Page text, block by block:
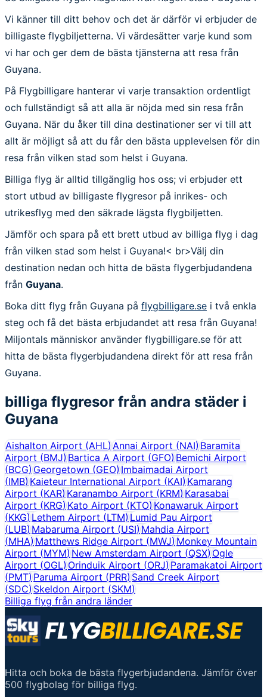
Vi känner till ditt behov och det är därför vi erbjuder de
billigaste flygbiljetterna. Vi värdesätter varje kund som
vi har och ger dem de bästa tjänsterna att resa från
Guyana.
På Flygbilligare hanterar vi varje transaktion ordentligt
och fullständigt så att alla är nöjda med sin resa från
Guyana. När du åker till dina destinationer ser vi till att
allt är möjligt så att du får den bästa upplevelsen för din
resa från vilken stad som helst i Guyana.
Billiga flyg är alltid tillgänglig hos oss; vi erbjuder ett
stort utbud av billigaste flygresor på inrikes- och
utrikesflyg med den säkrade lägsta flygbiljetten.
Jämför och spara på ett brett utbud av billiga flyg i dag
från vilken stad som helst i Guyana!< br>Välj din
destination nedan och hitta de bästa flygerbjudandena
från Guyana.
Boka ditt flyg från Guyana på flygbilligare.se i två enkla
steg och få det bästa erbjudandet att resa från Guyana!
Miljontals människor använder flygbilligare.se för att
hitta de bästa flygerbjudandena direkt för att resa från
Guyana.
billiga flygresor från andra städer i
Guyana
Aishalton Airport (AHL)Annai Airport (NAI)Baramita
Airport (BMJ)Bartica A Airport (GFO) Bemichi Airport
(BCG)Georgetown (GEO) Imbaimadai Airport
(IMB)Kaieteur International Airport (KAI) Kamarang
Airport (KAR)Karanambo Airport (KRM)Karasabai
Airport (KRG)Kato Airport (KTO) Konawaruk Airport
(KKG)Lethem Airport (LTM) Lumid Pau Airport
(LUB)Mabaruma Airport (USI) Mahdia Airport
(MHA)Matthews Ridge Airport (MWJ) Monkey Mountain
Airport (MYM)New Amsterdam Airport (QSX) Ogle
Airport (OGL)Orinduik Airport (ORJ) Paramakatoi Airport
(PMT)Paruma Airport (PRR) Sand Creek Airport
(SDC)Skeldon Airport (SKM)
Billiga flyg från andra länder
Hitta och boka de bästa flygerbjudandena. Jämför över
500 flygbolag för billiga flyg.